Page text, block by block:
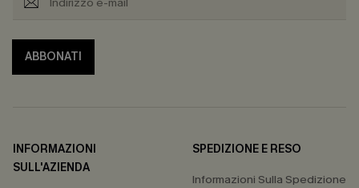
ABBONATI
INFORMAZIONI
SULL'AZIENDA
SPEDIZIONE E RESO
Informazioni Sulla Spedizione